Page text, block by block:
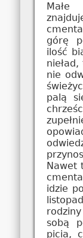
górę
ilość
nie
palą
Nawet
idzie
sobą
picia,